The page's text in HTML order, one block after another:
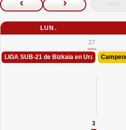
HOY
LUN.
27
LIGA SUB-21 de Bizkaia en Uraburu
3